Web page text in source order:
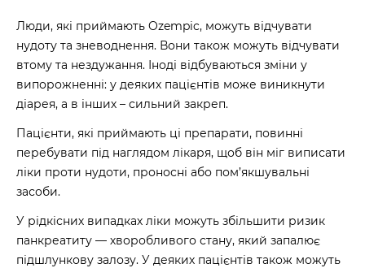
Люди, які приймають Ozempic, можуть відчувати
нудоту та зневоднення. Вони також можуть відчувати
втому та нездужання. Іноді відбуваються зміни у
випорожненні: у деяких пацієнтів може виникнути
діарея, а в інших – сильний закреп.
Пацієнти, які приймають ці препарати, повинні
перебувати під наглядом лікаря, щоб він міг виписати
ліки проти нудоти, проносні або пом’якшувальні
засоби.
У рідкісних випадках ліки можуть збільшити ризик
панкреатиту — хворобливого стану, який запалює
підшлункову залозу. У деяких пацієнтів також можуть